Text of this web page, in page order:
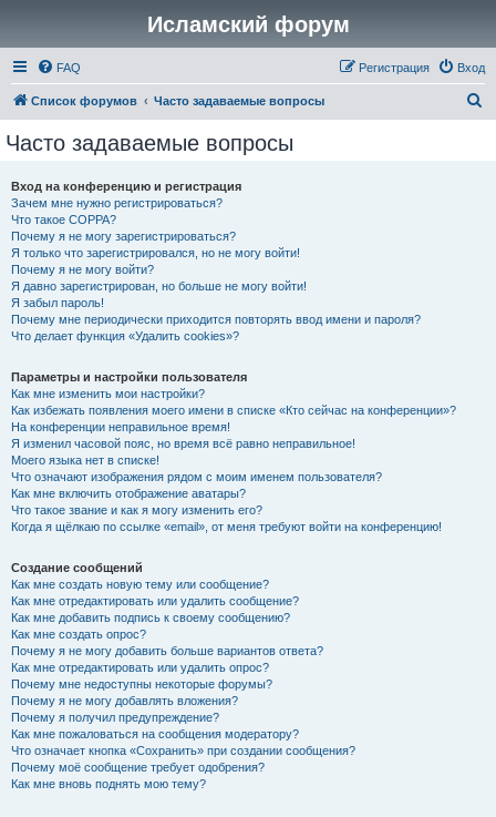
Исламский форум
FAQ Вход
Регистрация
Список форумов Часто задаваемые вопросы
Часто задаваемые вопросы
Вход на конференцию и регистрация
Зачем мне нужно регистрироваться?
Что такое COPPA?
Почему я не могу зарегистрироваться?
Я только что зарегистрировался, но не могу войти!
Почему я не могу войти?
Я давно зарегистрирован, но больше не могу войти!
Я забыл пароль!
Почему мне периодически приходится повторять ввод имени и пароля?
Что делает функция «Удалить cookies»?
Параметры и настройки пользователя
Как мне изменить мои настройки?
Как избежать появления моего имени в списке «Кто сейчас на конференции»?
На конференции неправильное время!
Я изменил часовой пояс, но время всё равно неправильное!
Моего языка нет в списке!
Что означают изображения рядом с моим именем пользователя?
Как мне включить отображение аватары?
Что такое звание и как я могу изменить его?
Когда я щёлкаю по ссылке «email», от меня требуют войти на конференцию!
Создание сообщений
Как мне создать новую тему или сообщение?
Как мне отредактировать или удалить сообщение?
Как мне добавить подпись к своему сообщению?
Как мне создать опрос?
Почему я не могу добавить больше вариантов ответа?
Как мне отредактировать или удалить опрос?
Почему мне недоступны некоторые форумы?
Почему я не могу добавлять вложения?
Почему я получил предупреждение?
Как мне пожаловаться на сообщения модератору?
Что означает кнопка «Сохранить» при создании сообщения?
Почему моё сообщение требует одобрения?
Как мне вновь поднять мою тему?